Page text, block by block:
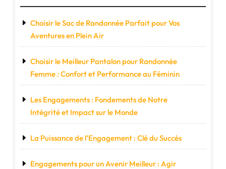
Choisir le Sac de Randonnée Parfait pour Vos
Aventures en Plein Air
Choisir le Meilleur Pantalon pour Randonnée
Femme : Confort et Performance au Féminin
Les Engagements : Fondements de Notre
Intégrité et Impact sur le Monde
La Puissance de l’Engagement : Clé du Succès
Engagements pour un Avenir Meilleur : Agir